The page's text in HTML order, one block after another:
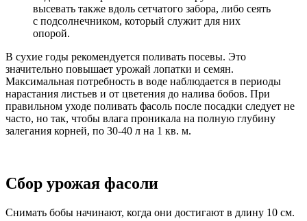
высевать также вдоль сетчатого забора, либо сеять
с подсолнечником, который служит для них
опорой.
В сухие годы рекомендуется поливать посевы. Это
значительно повышает урожай лопатки и семян.
Максимальная потребность в воде наблюдается в периоды
нарастания листьев и от цветения до налива бобов. При
правильном уходе поливать фасоль после посадки следует не
часто, но так, чтобы влага проникала на полную глубину
залегания корней, по 30-40 л на 1 кв. м.
Сбор урожая фасоли
Снимать бобы начинают, когда они достигают в длину 10 см.